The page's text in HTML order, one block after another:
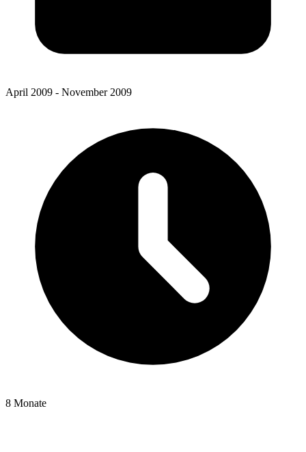
April 2009 - November 2009
8 Monate